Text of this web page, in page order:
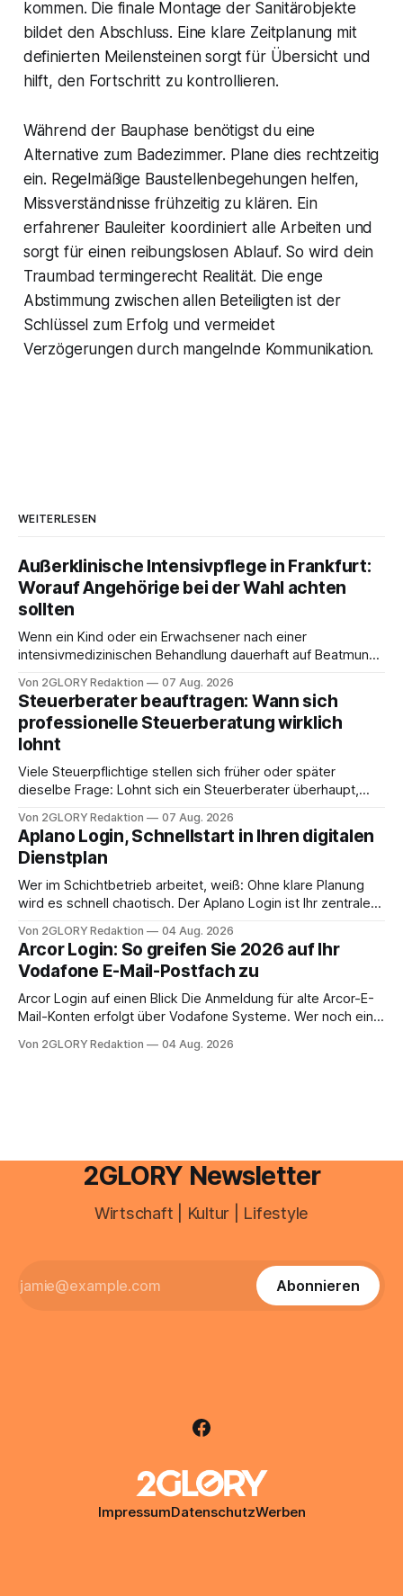
kommen. Die finale Montage der Sanitärobjekte
bildet den Abschluss. Eine klare Zeitplanung mit
definierten Meilensteinen sorgt für Übersicht und
hilft, den Fortschritt zu kontrollieren.
Während der Bauphase benötigst du eine
Alternative zum Badezimmer. Plane dies rechtzeitig
ein. Regelmäßige Baustellenbegehungen helfen,
Missverständnisse frühzeitig zu klären. Ein
erfahrener Bauleiter koordiniert alle Arbeiten und
sorgt für einen reibungslosen Ablauf. So wird dein
Traumbad termingerecht Realität. Die enge
Abstimmung zwischen allen Beteiligten ist der
Schlüssel zum Erfolg und vermeidet
Verzögerungen durch mangelnde Kommunikation.
WEITERLESEN
Außerklinische Intensivpflege in Frankfurt:
Worauf Angehörige bei der Wahl achten
sollten
Wenn ein Kind oder ein Erwachsener nach einer
intensivmedizinischen Behandlung dauerhaft auf Beatmung
angewiesen ist, stellt sich für Familien eine schwierige
Frage: Muss die Versorgung dauerhaft in der Klinik bleiben –
oder ist ein Leben zu Hause möglich? Die außerklinische
Intensivpflege bietet genau diese Alternative: Sie
Von 2GLORY Redaktion 07 Aug. 2026
Steuerberater beauftragen: Wann sich
professionelle Steuerberatung wirklich
lohnt
Viele Steuerpflichtige stellen sich früher oder später
dieselbe Frage: Lohnt sich ein Steuerberater überhaupt,
erledigen? Die kurze Antwort: Bei einfachen
Einkommensverhältnissen reicht häufig eine Steuersoftware
aus – sobald jedoch mehrere Einkunftsarten
zusammentreffen oder größere finanzielle Veränderungen
anstehen, zahlt sich professionelle Unterstützung meist
Von 2GLORY Redaktion 07 Aug. 2026
Aplano Login, Schnellstart in Ihren digitalen
Dienstplan
Wer im Schichtbetrieb arbeitet, weiß: Ohne klare Planung
wird es schnell chaotisch. Der Aplano Login ist Ihr zentraler
abwesenheiten und die gesamte kommunikation rund um
Ihr personal digital zu organisieren. In diesem Leitfaden
erfahren Sie alles, was Sie für einen reibungslosen Einstieg
brauchen, von der Registrierung
Von 2GLORY Redaktion 04 Aug. 2026
Arcor Login: So greifen Sie 2026 auf Ihr
Vodafone E-Mail-Postfach zu
Arcor Login auf einen Blick Die Anmeldung für alte Arcor-E-
Mail-Konten erfolgt über Vodafone Systeme. Wer noch eine
besitzt, loggt sich heute über das Vodafone E-Mail & Cloud
Von 2GLORY Redaktion 04 Aug. 2026
2GLORY Newsletter
Wirtschaft | Kultur | Lifestyle
Abonnieren
ImpressumDatenschutzWerben